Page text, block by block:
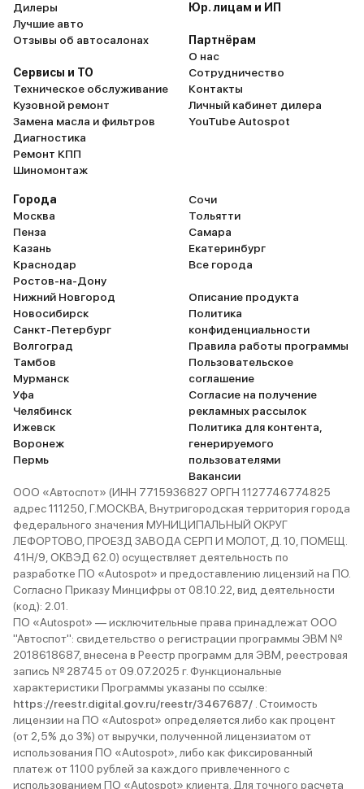
Дилеры
Лучшие авто
Отзывы об автосалонах
Сервисы и ТО
Техническое обслуживание
Кузовной ремонт
Замена масла и фильтров
Диагностика
Ремонт КПП
Шиномонтаж
Юр. лицам и ИП
Партнёрам
О нас
Сотрудничество
Контакты
Личный кабинет дилера
YouTube Autospot
Города
Москва
Пенза
Казань
Краснодар
Ростов-на-Дону
Нижний Новгород
Новосибирск
Санкт-Петербург
Волгоград
Тамбов
Мурманск
Уфа
Челябинск
Ижевск
Воронеж
Пермь
Сочи
Тольятти
Самара
Екатеринбург
Все города
Описание продукта
Политика
конфиденциальности
Правила работы программы
Пользовательское
соглашение
Согласие на получение
рекламных рассылок
Политика для контента,
генерируемого
пользователями
Вакансии
ООО «Автоспот» (ИНН 7715936827 ОРГН 1127746774825
адрес 111250, Г.МОСКВА, Внутригородская территория города
федерального значения МУНИЦИПАЛЬНЫЙ ОКРУГ
ЛЕФОРТОВО, ПРОЕЗД ЗАВОДА СЕРП И МОЛОТ, Д. 10, ПОМЕЩ.
41Н/9, ОКВЭД 62.0) осуществляет деятельность по
разработке ПО «Autospot» и предоставлению лицензий на ПО.
Согласно Приказу Минцифры от 08.10.22, вид деятельности
(код): 2.01.
ПО «Autospot» — исключительные права принадлежат ООО
"Автоспот": свидетельство о регистрации программы ЭВМ №
2018618687, внесена в Реестр программ для ЭВМ, реестровая
запись № 28745 от 09.07.2025 г. Функциональные
характеристики Программы указаны по ссылке:
https://reestr.digital.gov.ru/reestr/3467687/ . Стоимость
лицензии на ПО «Autospot» определяется либо как процент
(от 2,5% до 3%) от выручки, полученной лицензиатом от
использования ПО «Autospot», либо как фиксированный
платеж от 1100 рублей за каждого привлеченного с
использованием ПО «Autospot» клиента. Для точного расчета